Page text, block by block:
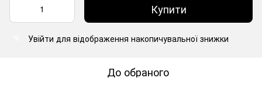
Купити
Увійти для відображення накопичувальної знижки
До обраного